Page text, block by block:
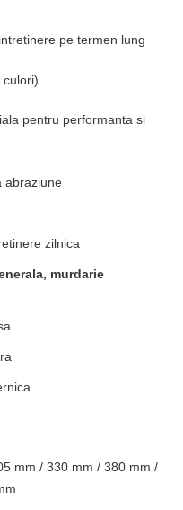
pe termen lung
culori)
pentru performanta si
abraziune
zilnica
murdarie
mm / 330 mm / 380 mm /